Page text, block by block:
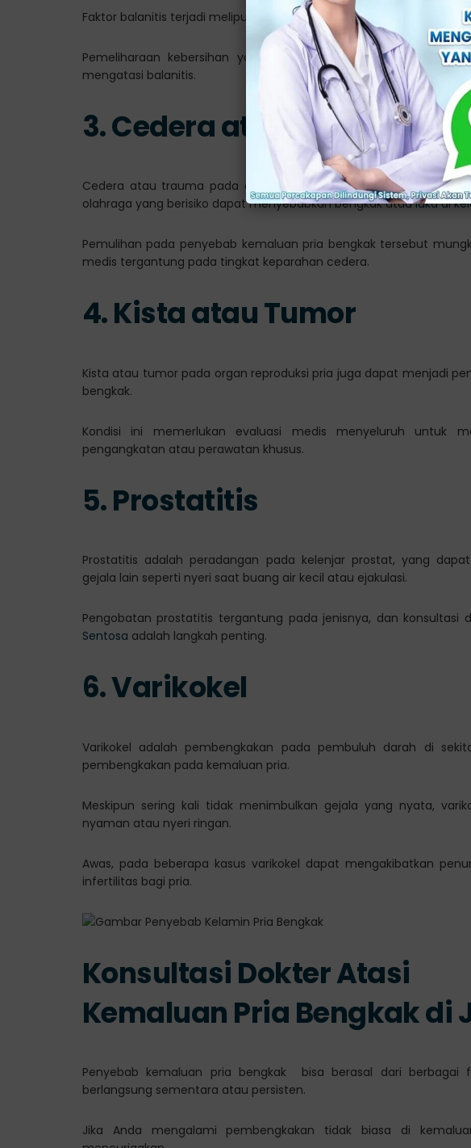
Faktor balanitis terjadi meliputi infeksi bakteri atau jamur, iritasi, atau
Pemeliharaan kebersihan yang baik dan perawatan yang
mengatasi balanitis.
3. Cedera atau Trauma
Cedera atau trauma pada organ intim pria, baik akibat aktivitas
olahraga yang berisiko dapat menyebabkan bengkak atauluka di
Pemulihan pada penyebab kemaluan pria bengkak tersebut
medis tergantung pada tingkat keparahan cedera.
4. Kista atau Tumor
Kista atau tumor pada organ reproduksi pria juga dapat menjadi
bengkak.
Kondisi ini memerlukan evaluasi medis menyeluruh untuk
pengangkatan atau perawatan khusus.
5. Prostatitis
Prostatitis adalah peradangan pada kelenjar prostat, yang
gejala lain seperti nyeri saat buang air kecil atau ejakulasi.
Pengobatan prostatitis tergantung pada jenisnya, dan konsultasi
Sentosa adalah langkah penting.
6. Varikokel
Varikokel adalah pembengkakan pada pembuluh darah di
pembengkakan pada kemaluan pria.
Meskipun sering kali tidak menimbulkan gejala yang nyata,
nyaman atau nyeri ringan.
Awas, pada beberapa kasus varikokel dapat mengakibatkan
infertilitas bagi pria.
Konsultasi Dokter Atasi
Kemaluan Pria Bengkak di
Penyebab kemaluan pria bengkak bisa berasal dari berbagai
berlangsung sementara atau persisten.
Jika Anda mengalami pembengkakan tidak biasa di